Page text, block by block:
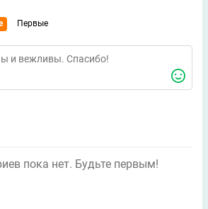
Первые
пока нет. Будьте первым!